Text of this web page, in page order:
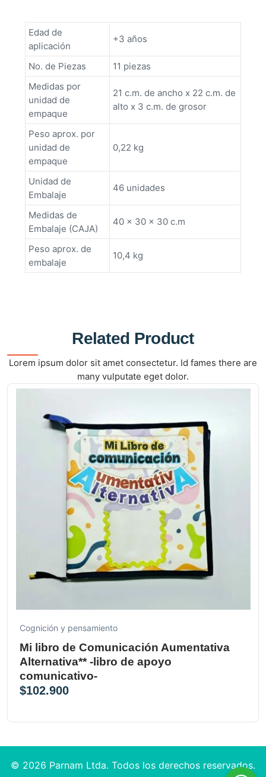
Edad de
aplicación
+3 años
No. de Piezas
11 piezas
Medidas por
unidad de
empaque
21 c.m. de ancho x 22 c.m. de
alto x 3 c.m. de grosor
Peso aprox. por
unidad de
empaque
0,22 kg
Unidad de
Embalaje
46 unidades
Medidas de
Embalaje (CAJA)
40 x 30 x 30 c.m
Peso aprox. de
embalaje
10,4 kg
Related Product
Lorem ipsum dolor sit amet consectetur. Id fames there are
many vulputate eget dolor.
Cognición y pensamiento
Mi libro de Comunicación Aumentativa
Alternativa** -libro de apoyo
comunicativo-
$102.900
© 2026 Parnam Ltda. Todos los derechos reservados.